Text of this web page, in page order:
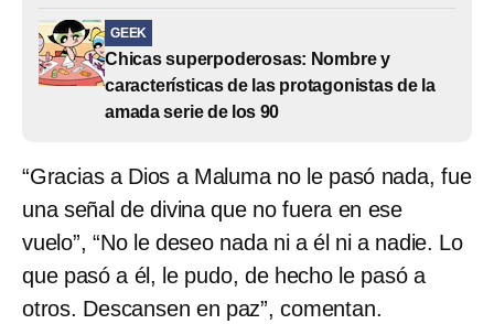
GEEK
Chicas superpoderosas: Nombre y
características de las protagonistas de la
amada serie de los 90
“Gracias a Dios a Maluma no le pasó nada, fue
una señal de divina que no fuera en ese
vuelo”, “No le deseo nada ni a él ni a nadie. Lo
que pasó a él, le pudo, de hecho le pasó a
otros. Descansen en paz”, comentan.